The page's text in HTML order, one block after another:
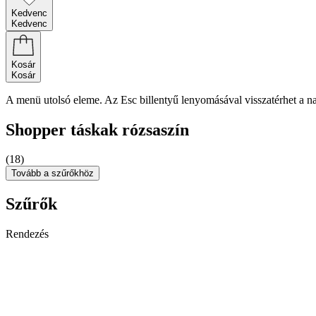
Kedvenc
Kedvenc
Kosár
Kosár
A menü utolsó eleme. Az Esc billentyű lenyomásával visszatérhet a
Shopper táskak rózsaszín
(18)
Tovább a szűrőkhöz
Szűrők
Rendezés